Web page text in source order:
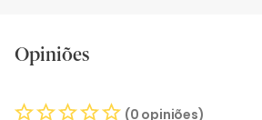
Opiniões
(0 opiniões)